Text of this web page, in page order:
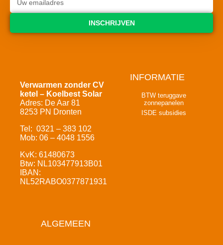
INSCHRIJVEN
Verwarmen zonder CV
ketel – Koelbest Solar
Adres: De Aar 81
8253 PN Dronten
Tel: 0321 – 383 102
Mob: 06 – 4048 1556
KvK: 61480673
Btw: NL103477913B01
IBAN:
NL52RABO0377871931
INFORMATIE
BTW teruggave
zonnepanelen
ISDE subsidies
ALGEMEEN